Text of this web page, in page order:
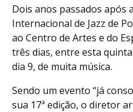
Dois anos passados após
Internacional de Jazz de
ao Centro de Artes e do
três dias, entre esta
dia 9, de muita música.
Sendo um evento “já
sua 17ª edição, o diretor